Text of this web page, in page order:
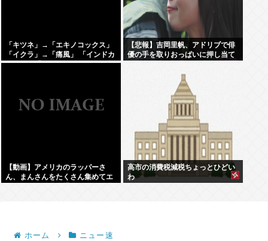
「キツネ」→「エキノコックス」
「イクラ」→「痛風」 「インドカ
レー」→「ネパール」みたいな合
【悲報】吉岡里帆、アドリブで俳
優の手を取りおっぱいに押し当て
【動画】アメリカのラッパーさ
ん、まんさんをたくさん集めてエ
高市の消費税減税ちょっとひどい
わ
ホーム ニュー速